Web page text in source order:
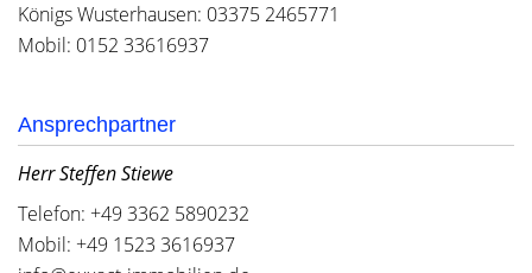
Königs Wusterhausen: 03375 2465771
Mobil: 0152 33616937
Ansprechpartner
Herr Steffen Stiewe
Telefon: +49 3362 5890232
Mobil: +49 1523 3616937